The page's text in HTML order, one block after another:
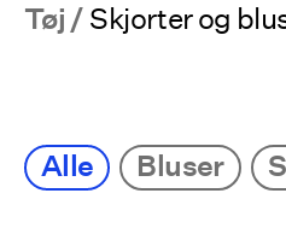
Tøj Skjorter og
Alle Bluser